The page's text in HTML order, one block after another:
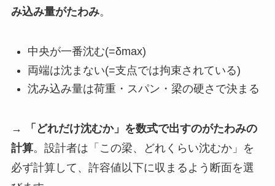
み込み量がたわみ。
中央が一番沈む(=δmax)
両端は沈まない(=支点では拘束されている)
沈み込み量は荷重・スパン・梁の硬さで決まる
→
「どれだけ沈むか」を数式で出すのがたわみの
計算。設計者は「この梁、どれくらい沈むか」を
必ず計算して、許容値以下に収まるよう断面を選